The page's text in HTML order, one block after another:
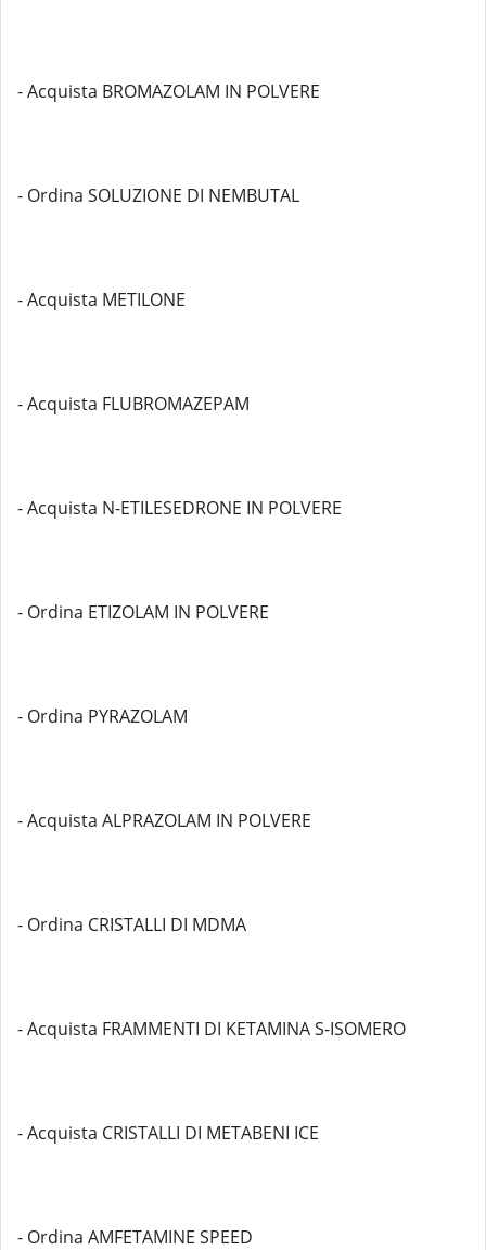
- Acquista BROMAZOLAM IN POLVERE
- Ordina SOLUZIONE DI NEMBUTAL
- Acquista METILONE
- Acquista FLUBROMAZEPAM
- Acquista N-ETILESEDRONE IN POLVERE
- Ordina ETIZOLAM IN POLVERE
- Ordina PYRAZOLAM
- Acquista ALPRAZOLAM IN POLVERE
- Ordina CRISTALLI DI MDMA
- Acquista FRAMMENTI DI KETAMINA S-ISOMERO
- Acquista CRISTALLI DI METABENI ICE
- Ordina AMFETAMINE SPEED